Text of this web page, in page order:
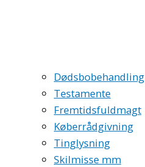
Dødsbobehandling
Testamente
Fremtidsfuldmagt
Køberrådgivning
Tinglysning
Skilmisse mm